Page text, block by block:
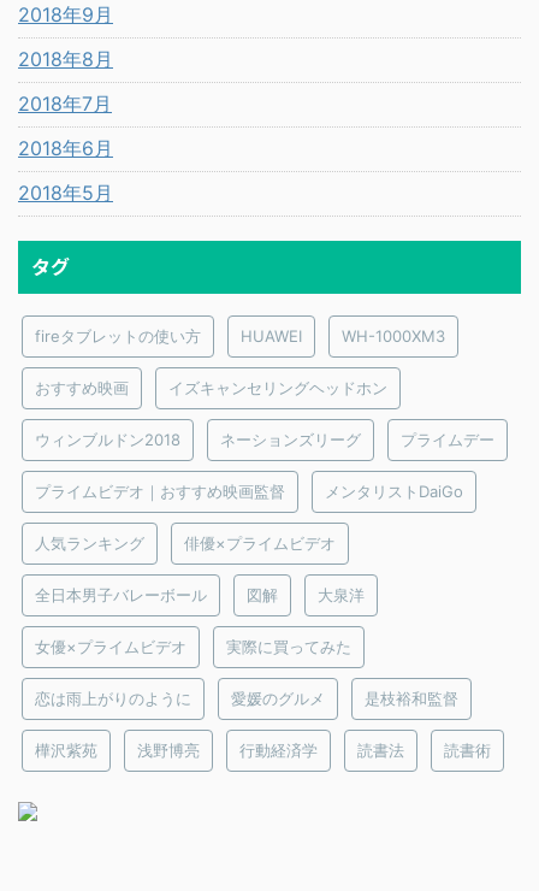
2018年9月
2018年8月
2018年7月
2018年6月
2018年5月
タグ
fireタブレットの使い方 HUAWEI WH-1000XM3
おすすめ映画 イズキャンセリングヘッドホン
ウィンブルドン2018 ネーションズリーグ プライムデー
プライムビデオ｜おすすめ映画監督 メンタリストDaiGo
人気ランキング 俳優×プライムビデオ
全日本男子バレーボール 図解 大泉洋
女優×プライムビデオ 実際に買ってみた
恋は雨上がりのように 愛媛のグルメ 是枝裕和監督
樺沢紫苑 浅野博亮 行動経済学 読書法 読書術